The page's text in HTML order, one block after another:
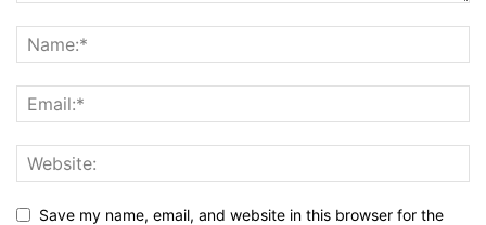
Save my name, email, and website in this browser for the